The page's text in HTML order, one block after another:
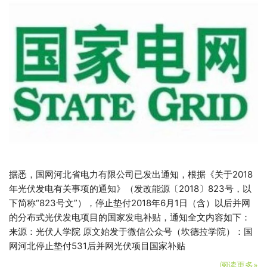
据悉，国网河北省电力有限公司已发出通知，根据《关于2018
年光伏发电有关事项的通知》（发改能源〔2018〕823号，以
下简称“823号文”），停止垫付2018年6月1日（含）以后并网
的分布式光伏发电项目的国家发电补贴，通知全文内容如下：
来源：光伏人学院 原文始发于微信公众号（坎德拉学院）：国
网河北停止垫付531后并网光伏项目国家补贴